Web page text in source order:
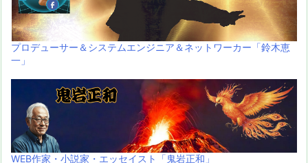
プロデューサー＆システムエンジニア＆ネットワーカー「鈴木恵
一」
WEB作家・小説家・エッセイスト「鬼岩正和」